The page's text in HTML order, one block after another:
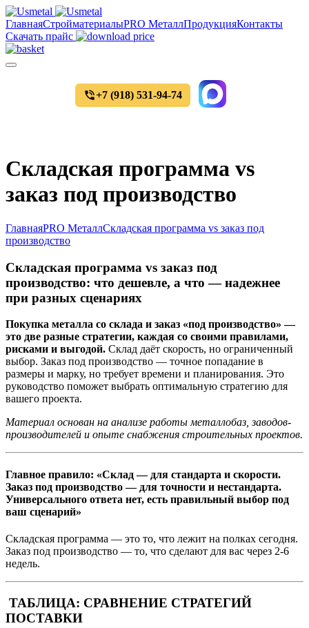
ГлавнаяСтройматериалыPRO МеталлПродукцияКонтакты
Скачать прайс
+7 (918) 531-94-74
Складская программа vs
заказ под производство
ГлавнаяPRO МеталлСкладская программа vs заказ под
производство
Складская программа vs заказ под
производство: что дешевле, а что — надежнее
при разных сценариях
Покупка металла со склада и заказ «под производство» —
это две разные стратегии, каждая со своими правилами,
рисками и выгодой. Склад даёт скорость, но ограниченный
выбор. Заказ под производство — точное попадание в
размеры и марку, но требует времени и планирования. Это
руководство поможет выбрать оптимальную стратегию для
вашего проекта.
Материал основан на анализе работы металлобаз, заводов-
производителей и опыте снабжения строительных проектов.
Главное правило: «Склад — для стандарта и скорости.
Заказ под производство — для точности и нестандарта.
Универсального ответа нет, есть правильный выбор под
ваш сценарий»
Складская программа — это то, что лежит на полках сегодня.
Заказ под производство — то, что сделают для вас через 2-6
недель.
ТАБЛИЦА: СРАВНЕНИЕ СТРАТЕГИЙ
ПОСТАВКИ